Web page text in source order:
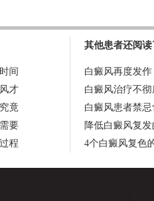
间
才
竟
要
程
其他患者还阅读
白癜风再度发
白癜风治疗不
白癜风患者禁忌
降低白癜风复
4个白癜风复色